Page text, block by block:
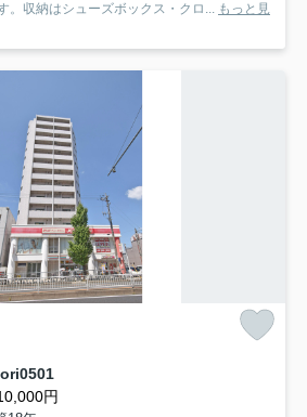
。収納はシューズボックス・クロ... もっと見
0501
円